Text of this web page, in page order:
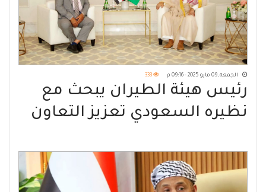
الجمعة, 09 مايو 2025 - 09:16 م 333
رئيس هيئة الطيران يبحث مع
نظيره السعودي تعزيز التعاون